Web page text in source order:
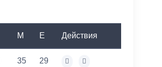
M E Действия
35 29